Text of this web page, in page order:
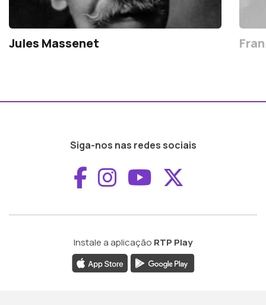
Jules Massenet
Siga-nos nas redes sociais
Aceder ao
Aceder ao
Aceder ao
Instale a aplicação RTP Play